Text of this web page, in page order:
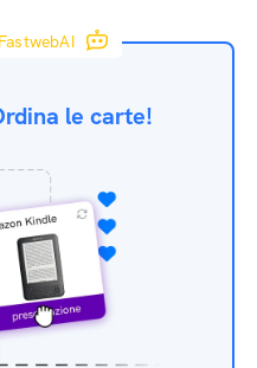
FastwebAI
le carte!